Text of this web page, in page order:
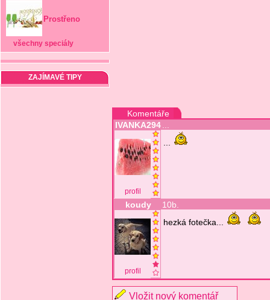
Prostřeno
všechny speciály
ZAJÍMAVÉ TIPY
Komentáře
IVANKA294
profil
koudy 10b.
profil
hezká fotečka...
Vložit nový komentář